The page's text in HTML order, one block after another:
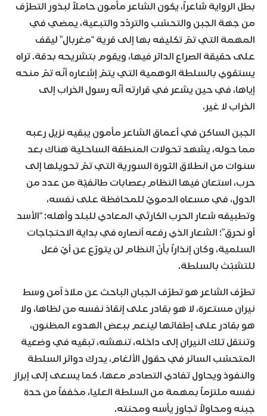
بطل الرواية شاعراً، يكون الشاعر مأمون حاملاً لبذور التطرّف
من جهة الجبن والتحسّب والتردّد والتبعية، يمضي في
المهمة التي تمّ تكليفه بها إلى قرية “مغربال” ليقف
على حقيقة الصراع الدائر فيها، ويقوم بتشريحه بدقة. تراه
يستقوي بالسلطة الوهمية التي يتمّ إشعاره أنّه تمّ منحه
إياها، في حين يشعر في قرارته أنّه رسول الخراب إلى
الخراب لا غير.
الجبن الساكن في أعماق الشاعر مأمون يبقيه نزيل رعبه
مما حوله، يشهد تحولات المنطقة الساحلية هناك بعد
سنوات من انطلاق الثورة السورية التي تمّ تحويلها إلى
حرب، استعان فيها النظام بعصابات طائفيّة من عدد من
الدول، في مسعاه الدمويّ للمحافظة على نفسه،
وتطبيقه شعار الحرب الكارثي المعادي للبلد وأهله: “الأسد
أو نحرق”؛ الشعار الذي رفعه أنصاره في بداية الاحتجاجات
السلمية، وكان إنذاراً بأنّ النظام لن يتورّع عن أيّ فعل
للتشبّث بالسلطة.
تطرّف الشاعر هو تطرّف الجبان الباحث عن ملاذ آمن وسط
نيران مستعرة، لا هو بقادر على إنقاذ نفسه من لظاها، ولا
هو بقادر على إطفائها لينعم ببعض الهدوء المظنون،
وتنتقل تلك النيران إلى داخله، تنهشه، تبقيه في وضعية
المتحسّب السائر في حقول الألغام، يدرك دوائر السلطة
والنفوذ ويحاول تفادي التصادم معها، كما يسعى إلى إبراز
نفسه ملتزماً بمهمة من السلطة العليا، مخففاً من حدة
جبنه ومحاولاً تجاوز يأسه ومحنته.